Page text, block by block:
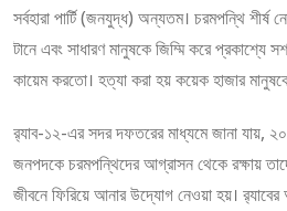
সর্বহারা পার্টি (জনযুদ্ধ) অন্যতম। চরমপন্থি
টানে এবং সাধারণ মানুষকে জিম্মি করে প্রকাশ্যে
কায়েম করতো। হত্যা করা হয় কয়েক হাজার
র‌্যাব-১২-এর সদর দফতরের মাধ্যমে জানা যায়,
জনপদকে চরমপন্থিদের আগ্রাসন থেকে রক্ষায়
জীবনে ফিরিয়ে আনার উদ্যোগ নেওয়া হয়। র‌্যাবের